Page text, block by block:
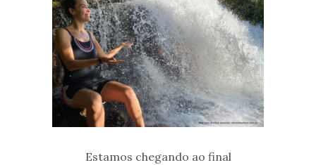
Estamos chegando ao final